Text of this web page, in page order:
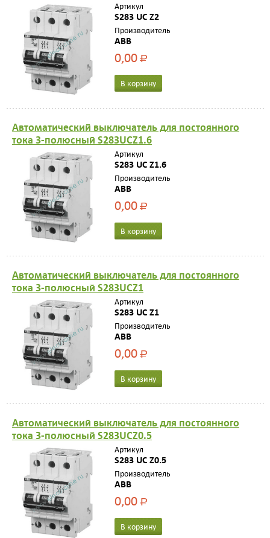
Артикул
S283 UC Z2
Производитель
ABB
0,00Р
В корзину
Автоматический выключатель для постоянного
тока 3-полюсный S283UCZ1.6
Артикул
S283 UC Z1.6
Производитель
ABB
0,00Р
В корзину
Автоматический выключатель для постоянного
тока 3-полюсный S283UCZ1
Артикул
S283 UC Z1
Производитель
ABB
0,00Р
В корзину
Автоматический выключатель для постоянного
тока 3-полюсный S283UCZ0.5
Артикул
S283 UC Z0.5
Производитель
ABB
0,00Р
В корзину